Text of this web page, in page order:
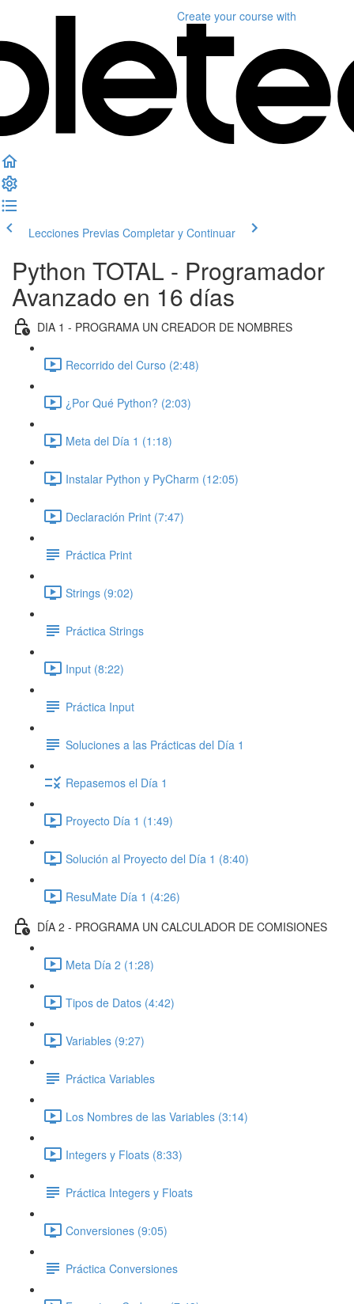
Create your course with
Lecciones Previas Completar y Continuar
Python TOTAL - Programador
Avanzado en 16 días
DIA 1 - PROGRAMA UN CREADOR DE NOMBRES
Recorrido del Curso (2:48)
¿Por Qué Python? (2:03)
Meta del Día 1 (1:18)
Instalar Python y PyCharm (12:05)
Declaración Print (7:47)
Práctica Print
Strings (9:02)
Práctica Strings
Input (8:22)
Práctica Input
Soluciones a las Prácticas del Día 1
Repasemos el Día 1
Proyecto Día 1 (1:49)
Solución al Proyecto del Día 1 (8:40)
ResuMate Día 1 (4:26)
DÍA 2 - PROGRAMA UN CALCULADOR DE COMISIONES
Meta Día 2 (1:28)
Tipos de Datos (4:42)
Variables (9:27)
Práctica Variables
Los Nombres de las Variables (3:14)
Integers y Floats (8:33)
Práctica Integers y Floats
Conversiones (9:05)
Práctica Conversiones